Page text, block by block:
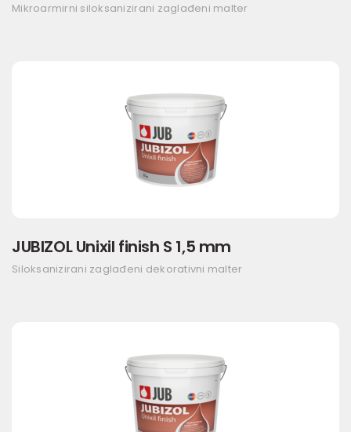
Mikroarmirni siloksanizirani zaglađeni malter
JUBIZOL Unixil finish S 1,5 mm
Siloksanizirani zaglađeni dekorativni malter